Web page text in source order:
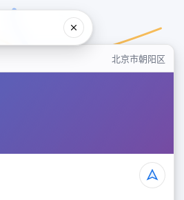
北京市朝阳区